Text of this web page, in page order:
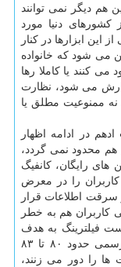
هم دیگر نمی توانند
کشورهای دنیا مورد
این ابزارها در کنار
می شود که خانواده
کنند یا کاملا رها
می شود، نظارت
نه ممنوعیت مطلق یا
ادهم در ادامه اظهار
محدود نمی گردد،
های رایگان، کانفیگ
را در معرض
سرقت اطلاعات قرار
هم به خطر
فیلترینگ به هدف
خود نرسیده است. وقتی بر مبنای آمارهای رسمی حدود ۸۰ تا ۸۳
ها را دور می زنند،